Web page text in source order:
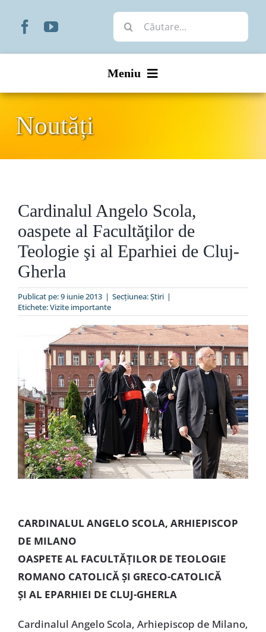
Cautare...
Meniu
Organizare
Liturgic
Special
Noutăți
Cardinalul Angelo Scola,
oaspete al Facultăţilor de
Teologie şi al Eparhiei de Cluj-
Gherla
Publicat pe: 9 iunie 2013 | Secțiunea:Ştiri |
Etichete:Vizite importante
CARDINALUL ANGELO SCOLA, ARHIEPISCOP
DE MILANO
OASPETE AL FACULTĂŢILOR DE TEOLOGIE
ROMANO CATOLICĂ ŞI GRECO-CATOLICĂ
ŞI AL EPARHIEI DE CLUJ-GHERLA
Cardinalul Angelo Scola, Arhiepiscop de Milano,